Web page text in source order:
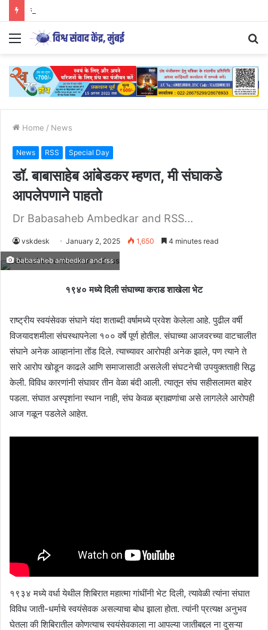
युवा आंदोलनों की दिशा और वैचारिक परिप्रेक्ष्य
Menu
Home / News
News RSS Special Day
डॉ. बाबासाहेब आंबेडकर म्हणत, मी संघाकडे
आपलेपणाने पाहतो
Dr Babasaheb Ambedkar and RSS...
vskdesk January 2, 2025 1,650 4 minutes read
babasaheb ambedkar and rss
१९४० मध्ये दिली संघाच्या कराड शाखेला भेट
राष्ट्रीय स्वयंसेवक संघाने यंदा शताब्दी वर्षामध्ये प्रवेश केलेला आहे. पुढील वर्षी
विजयादशमीला संघस्थापनेला १०० वर्षे पूर्ण होतील. संघाच्या आजवरच्या वाटचालीत
संघाने अनेक आव्हानांना तोंड दिले. त्याच्यावर आरोपही अनेक झाले, पण त्याने ते
सारे आरोप खोडून काढले आणि समाजासाठी असलेली संघटनेची उपयुक्तताही सिद्ध
केली. विविध कारणांनी संघावर तीन वेळा बंदी आली. त्यातून संघ सहीसलामत बाहेर
पडला. संघात अस्पृशांना स्थान नाही, संघ केवळ ब्राह्मणांचा असे लागलेले आरोपही
आज गळून पडलेले आहेत.
१९३४ मध्ये वर्धा येथील शिबिरात महात्मा गांधींनी भेट दिली, त्यावेळी त्यांना संघात
विविध जाती-धर्माचे स्वयंसेवक असल्याचा बोध झाला होता. त्यांनी प्रत्यक्ष अनुभव
घेतला की शिबिरातील कोणत्याच स्वयंसेवकाला ना आपल्या जातीबद्दल ना दुसऱ्या